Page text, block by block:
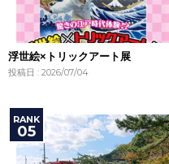
浮世絵×トリックアート展
投稿日 : 2026/07/04